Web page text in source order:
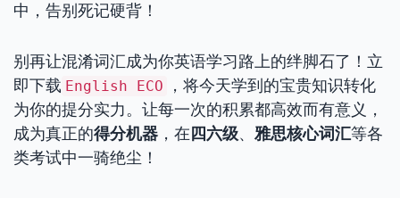
中，告别死记硬背！
别再让混淆词汇成为你英语学习路上的绊脚石了！立
即下载 English ECO
，将今天学到的宝贵知识转化
为你的提分实力。让每一次的积累都高效而有意义，
成为真正的得分机器 ，在 四六级、 雅思核心词汇等各
类考试中一骑绝尘！